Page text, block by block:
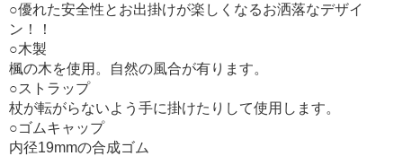
○優れた安全性とお出掛けが楽しくなるお洒落なデザイ
ン！！
○木製
楓の木を使用。自然の風合が有ります。
○ストラップ
杖が転がらないよう手に掛けたりして使用します。
○ゴムキャップ
内径19mmの合成ゴム